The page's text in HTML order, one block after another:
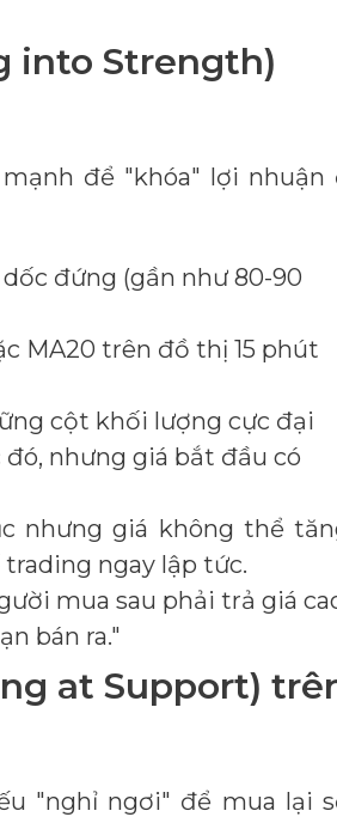
into Strength)
để "khóa" lợi nhuận
đứng (gần như 80-90
MA20 trên đồ thị 15 phút
cột khối lượng cực đại
nhưng giá bắt đầu có
nhưng giá không thể
trading ngay lập tức.
mua sau phải trả giá
bán ra."
at Support)
"nghỉ ngơi" để mua lại